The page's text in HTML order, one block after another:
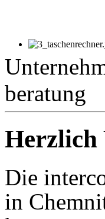
beratung
Herzlich
Die
in